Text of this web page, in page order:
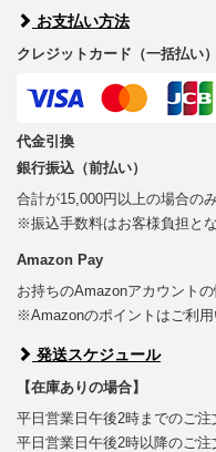
お支払い方法
クレジットカード（一括払い）
代金引換
銀行振込（前払い）
合計が15,000円以上の場合の
※振込手数料はお客様負担とな
Amazon Pay
お持ちのAmazonアカウント
※Amazonのポイントはご利用
発送スケジュール
【在庫ありの場合】
平日営業日午後2時までのご注
平日営業日午後2時以降のご